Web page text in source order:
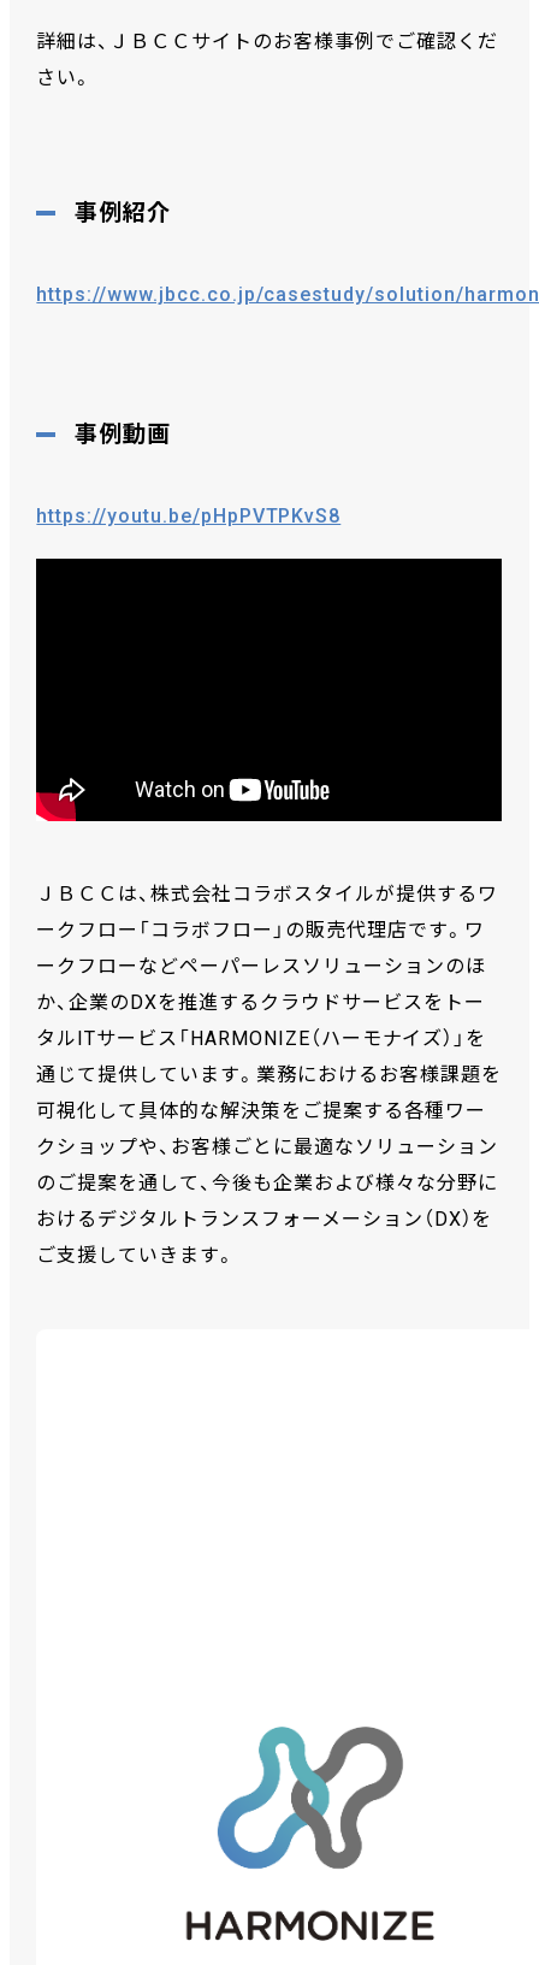
詳細は、ＪＢＣＣサイトのお客様事例でご確認くだ
さい。
事例紹介
https://www.jbcc.co.jp/casestudy/solution/
事例動画
https://youtu.be/pHpPVTPKvS8
ＪＢＣＣは、株式会社コラボスタイルが提供するワ
ークフロー「コラボフロー」の販売代理店です。ワ
ークフローなどペーパーレスソリューションのほ
か、企業のDXを推進するクラウドサービスをトー
タルITサービス「HARMONIZE（ハーモナイズ）」を
通じて提供しています。業務におけるお客様課題を
可視化して具体的な解決策をご提案する各種ワー
クショップや、お客様ごとに最適なソリューション
のご提案を通して、今後も企業および様々な分野に
おけるデジタルトランスフォーメーション（DX）を
ご支援していきます。
「HARMONIZE」は、ＪＢグループが提供する超高速
開発、クラウド、セキュリティ、データ連携等のソリ
ューションを、経済産業省の提唱するDXフレーム
ス体系。ＪＢグループが持つデジタルテクノロジー